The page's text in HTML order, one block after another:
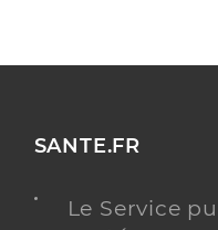
SANTE.FR
Le Service